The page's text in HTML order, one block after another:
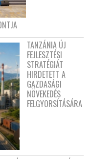
TANZÁNIA ÚJ
FEJLESZTÉSI
STRATÉGIÁT
HIRDETETT A
GAZDASÁGI
NÖVEKEDÉS
FELGYORSÍTÁSÁRA